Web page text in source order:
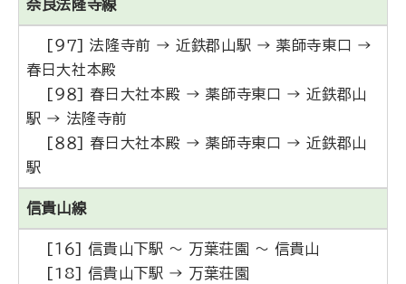
奈良法隆寺線
[９７] 法隆寺前 → 近鉄郡山駅 → 薬師寺東口 →
春日大社本殿
[９８] 春日大社本殿 → 薬師寺東口 → 近鉄郡山
駅 → 法隆寺前
[８８] 春日大社本殿 → 薬師寺東口 → 近鉄郡山
駅
信貴山線
[１６] 信貴山下駅 ～ 万葉荘園 ～ 信貴山
[18] 信貴山下駅 → 万葉荘園